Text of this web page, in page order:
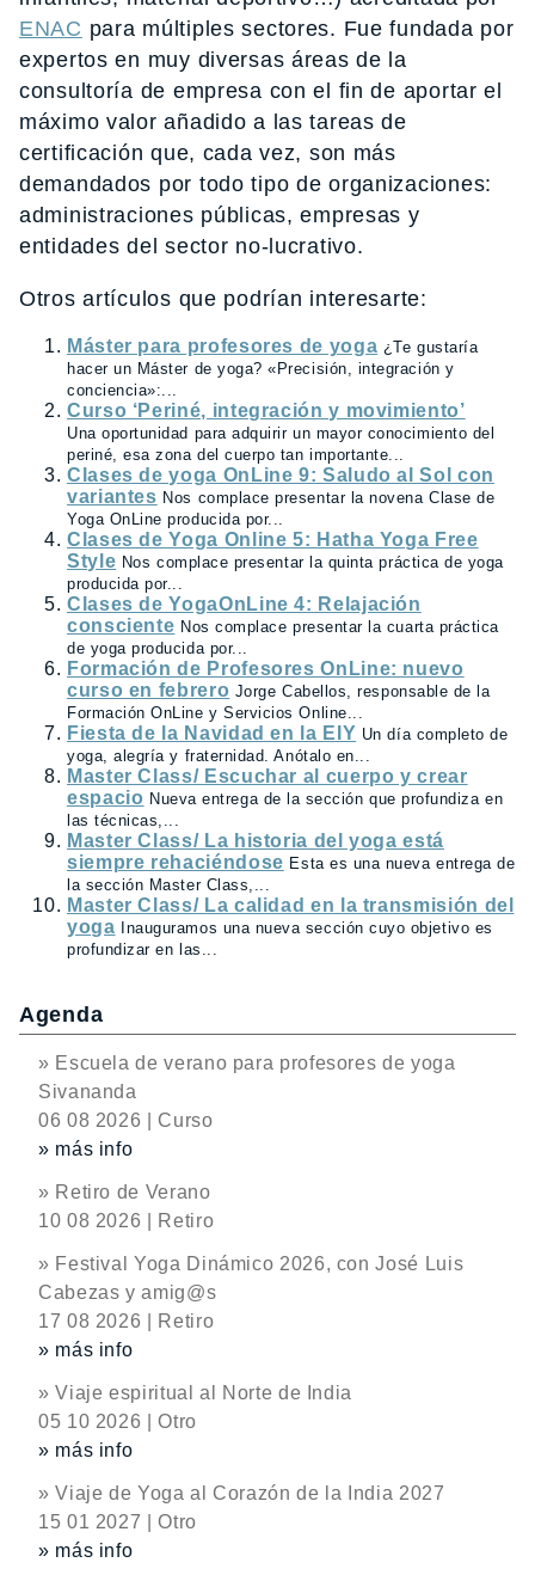
ENAC para múltiples sectores. Fue fundada por
expertos en muy diversas áreas de la
consultoría de empresa con el fin de aportar el
máximo valor añadido a las tareas de
certificación que, cada vez, son más
demandados por todo tipo de organizaciones:
administraciones públicas, empresas y
entidades del sector no-lucrativo.
Otros artículos que podrían interesarte:
Máster para profesores de yoga ¿Te gustaría
hacer un Máster de yoga? «Precisión, integración y
conciencia»:...
Curso ‘Periné, integración y movimiento’
Una oportunidad para adquirir un mayor conocimiento del
periné, esa zona del cuerpo tan importante...
Clases de yoga OnLine 9: Saludo al Sol con
variantes Nos complace presentar la novena Clase de
Yoga OnLine producida por...
Clases de Yoga Online 5: Hatha Yoga Free
Style Nos complace presentar la quinta práctica de yoga
producida por...
Clases de YogaOnLine 4: Relajación
consciente Nos complace presentar la cuarta práctica
de yoga producida por...
Formación de Profesores OnLine: nuevo
curso en febrero Jorge Cabellos, responsable de la
Formación OnLine y Servicios Online...
Fiesta de la Navidad en la EIY Un día completo de
yoga, alegría y fraternidad. Anótalo en...
Master Class/ Escuchar al cuerpo y crear
espacio Nueva entrega de la sección que profundiza en
las técnicas,...
Master Class/ La historia del yoga está
siempre rehaciéndose Esta es una nueva entrega de
la sección Master Class,...
Master Class/ La calidad en la transmisión del
yoga
Inauguramos una nueva sección cuyo objetivo es
profundizar en las...
Agenda
» Escuela de verano para profesores de yoga
Sivananda
06 08 2026 | Curso
» más info
» Retiro de Verano
10 08 2026 | Retiro
» Festival Yoga Dinámico 2026, con José Luis
Cabezas y amig@s
17 08 2026 | Retiro
» más info
» Viaje espiritual al Norte de India
05 10 2026 | Otro
» más info
» Viaje de Yoga al Corazón de la India 2027
15 01 2027 | Otro
» más info